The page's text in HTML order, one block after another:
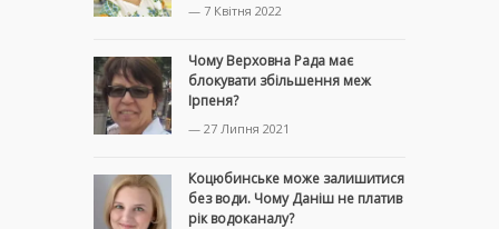
— 7 Квітня 2022
Чому Верховна Рада має
блокувати збільшення меж
Ірпеня?
— 27 Липня 2021
Коцюбинське може залишитися
без води. Чому Даніш не платив
рік водоканалу?